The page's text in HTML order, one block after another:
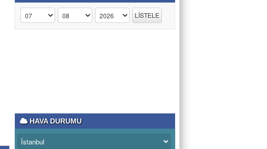
HAVA DURUMU